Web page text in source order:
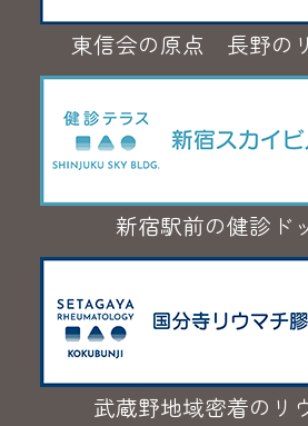
東信会の原点 長野の
新宿駅前の健診ド
武蔵野地域密着のリ